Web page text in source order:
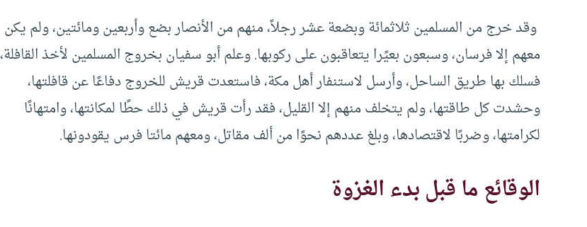
وقد خرج من المسلمين ثلاثمائة وبضعة عشر رجلاً، منهم من الأنصار بضع وأربعين ومائتين، ولم يكن
معهم إلا فرسان، وسبعون بعيًرا يتعاقبون على ركوبها. وعلم أبو سفيان بخروج المسلمين لأخذ القافلة،
فسلك بها طريق الساحل، وأرسل لاستنفار أهل مكة، فاستعدت قريش للخروج دفاعًا عن قافلتها،
وحشدت كل طاقتها، ولم يتخلف منهم إلا القليل، فقد رأت قريش في ذلك حطًا لمكانتها، وامتهانًا
لكرامتها، وضربًا لاقتصادها، وبلغ عددهم نحوًا من ألف مقاتل، ومعهم مائتا فرس يقودونها.
الوقائع ما قبل بدء الغزوة